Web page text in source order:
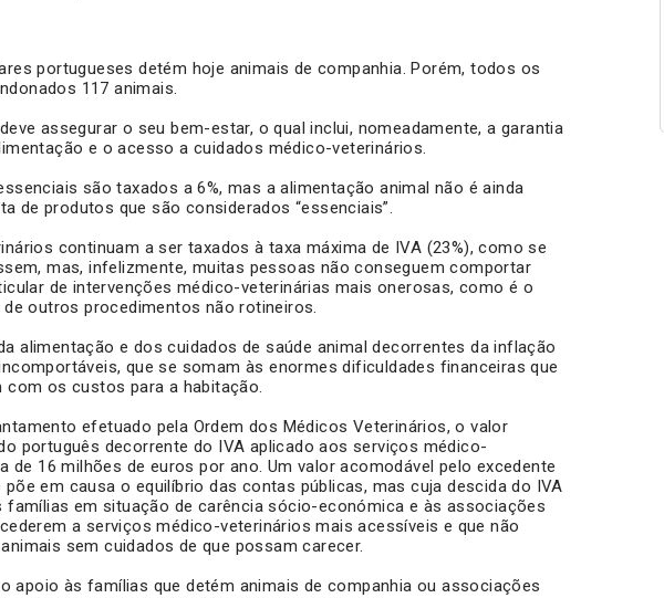
portugueses detém hoje animais de companhia. Porém, todos os
117 animais.
assegurar o seu bem-estar, o qual inclui, nomeadamente, a garantia
e o acesso a cuidados médico-veterinários.
são taxados a 6%, mas a alimentação animal não é ainda
de produtos que são considerados “essenciais”.
continuam a ser taxados à taxa máxima de IVA (23%), como se
mas, infelizmente, muitas pessoas não conseguem comportar
de intervenções médico-veterinárias mais onerosas, como é o
outros procedimentos não rotineiros.
alimentação e dos cuidados de saúde animal decorrentes da inflação
que se somam às enormes dificuldades financeiras que
os custos para a habitação.
efetuado pela Ordem dos Médicos Veterinários, o valor
português decorrente do IVA aplicado aos serviços médico-
de 16 milhões de euros por ano. Um valor acomodável pelo excedente
em causa o equilíbrio das contas públicas, mas cuja descida do IVA
famílias em situação de carência sócio-económica e às associações
a serviços médico-veterinários mais acessíveis e que não
sem cuidados de que possam carecer.
apoio às famílias que detém animais de companhia ou associações